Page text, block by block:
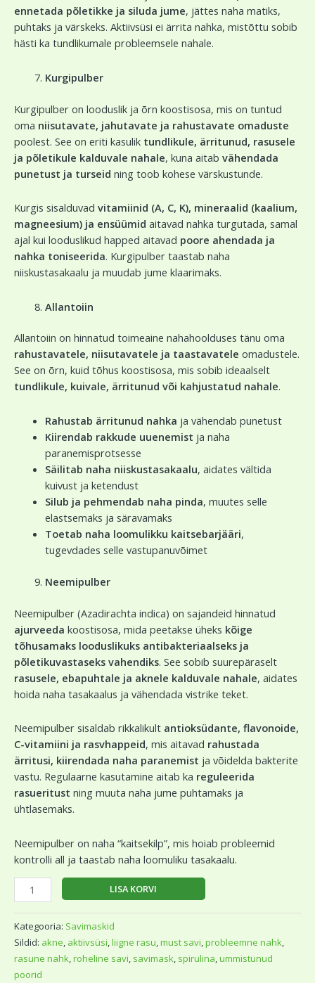
ennetada põletikke ja siluda jume, jättes naha matiks,
puhtaks ja värskeks. Aktiivsüsi ei ärrita nahka, mistõttu sobib
hästi ka tundlikumale probleemsele nahale.
Kurgipulber
Kurgipulber on looduslik ja õrn koostisosa, mis on tuntud
oma niisutavate, jahutavate ja rahustavate omaduste
poolest. See on eriti kasulik tundlikule, ärritunud, rasusele
ja põletikule kalduvale nahale, kuna aitab vähendada
punetust ja turseid ning toob kohese värskustunde.
Kurgis sisalduvad vitamiinid (A, C, K), mineraalid (kaalium,
magneesium) ja ensüümid aitavad nahka turgutada, samal
ajal kui looduslikud happed aitavad poore ahendada ja
nahka toniseerida. Kurgipulber taastab naha
niiskustasakaalu ja muudab jume klaarimaks.
Allantoiin
Allantoiin on hinnatud toimeaine nahahoolduses tänu oma
rahustavatele, niisutavatele ja taastavatele omadustele.
See on õrn, kuid tõhus koostisosa, mis sobib ideaalselt
tundlikule, kuivale, ärritunud või kahjustatud nahale.
Rahustab ärritunud nahka ja vähendab punetust
Kiirendab rakkude uuenemist ja naha
paranemisprotsesse
Säilitab naha niiskustasakaalu, aidates vältida
kuivust ja ketendust
Silub ja pehmendab naha pinda, muutes selle
elastsemaks ja säravamaks
Toetab naha loomulikku kaitsebarjääri,
tugevdades selle vastupanuvõimet
Neemipulber
Neemipulber (Azadirachta indica) on sajandeid hinnatud
ajurveeda koostisosa, mida peetakse üheks kõige
tõhusamaks looduslikuks antibakteriaalseks ja
põletikuvastaseks vahendiks. See sobib suurepäraselt
rasusele, ebapuhtale ja aknele kalduvale nahale, aidates
hoida naha tasakaalus ja vähendada vistrike teket.
Neemipulber sisaldab rikkalikult antioksüdante, flavonoide,
C-vitamiini ja rasvhappeid, mis aitavad rahustada
ärritusi, kiirendada naha paranemist ja võidelda bakterite
vastu. Regulaarne kasutamine aitab ka reguleerida
rasueritust ning muuta naha jume puhtamaks ja
ühtlasemaks.
Neemipulber on naha “kaitsekilp”, mis hoiab probleemid
kontrolli all ja taastab naha loomuliku tasakaalu.
LISA KORVI
Kategooria: Savimaskid
Sildid: akne aktiivsüsi liigne rasu must savi probleemne nahk
rasune nahk roheline savi savimask spirulina ummistunud
poorid